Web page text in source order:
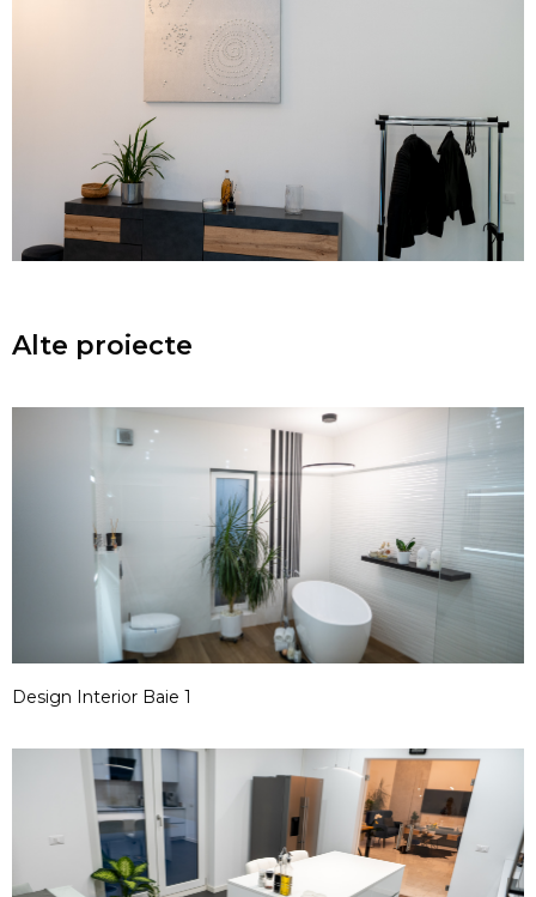
Alte proiecte
Design Interior Baie 1